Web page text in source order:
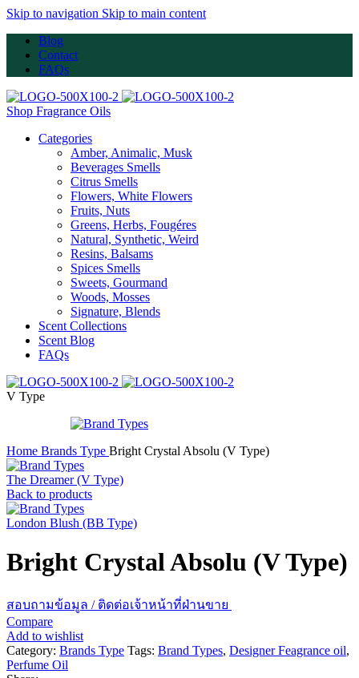
Skip to navigation Skip to main content
Blog
Contact
FAQs
Shop Fragrance Oils
Categories
Amber, Animalic, Musk
Beverages Smells
Citrus Smells
Flowers, White Flowers
Fruits, Nuts
Greens, Herbs, Fougéres
Natural, Synthetic, Weird
Resins, Balsams
Spices Smells
Sweets, Gourmand
Woods, Mosses
Signature, Blends
Scent Collections
Scent Blog
FAQs
V Type
Home Brands Type Bright Crystal Absolu (V Type)
The Dreamer (V Type)
Back to products
London Blush (BB Type)
Bright Crystal Absolu (V Type)
สอบถามข้อมูล / ติดต่อเจ้าหน้าที่ฝ่านขาย
Compare
Add to wishlist
Category: Brands Type Tags: Brand Types, Designer Feagrance oil,
Perfume Oil